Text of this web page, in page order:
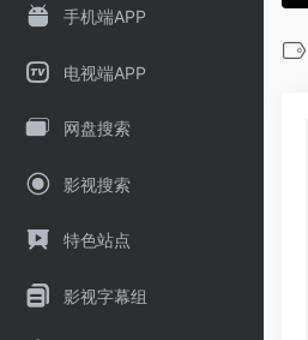
手机端APP
电视端APP
网盘搜索
影视搜索
特色站点
影视字幕组